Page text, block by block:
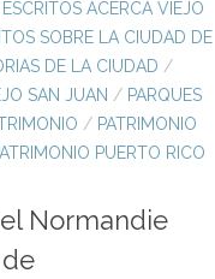
ESCRITOS ACERCA VIEJO
SOBRE LA CIUDAD DE
DE LA CIUDAD /
SAN JUAN / PARQUES
/ PATRIMONIO
PUERTO RICO
Normandie